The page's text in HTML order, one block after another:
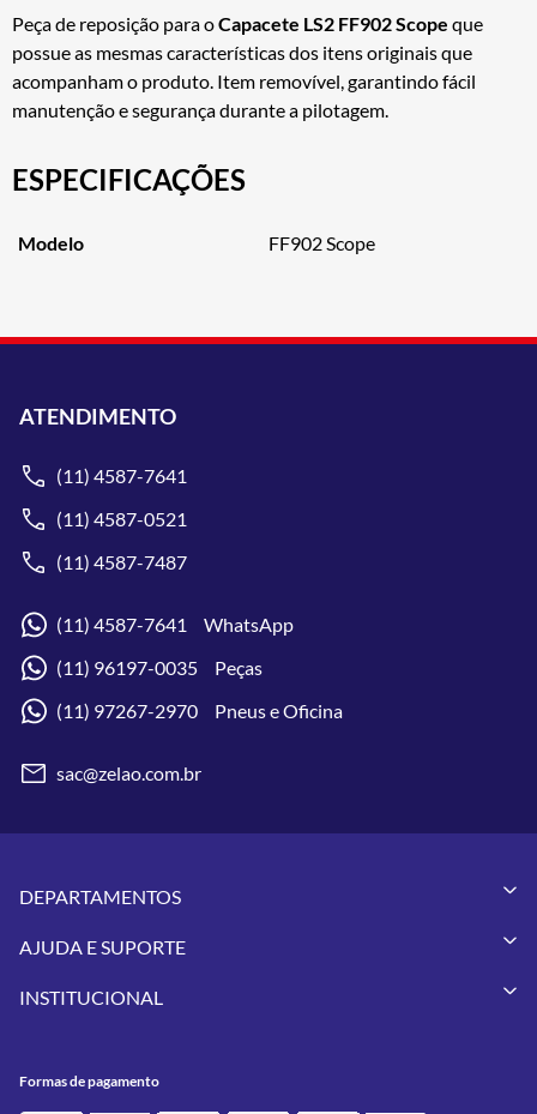
Peça de reposição para oCapacete LS2 FF902 Scope que
possue as mesmas características dos itens originais que
acompanham o produto. Item removível, garantindo fácil
manutenção e segurança durante a pilotagem.
ESPECIFICAÇÕES
Modelo FF902 Scope
ATENDIMENTO
(11) 4587-7641
(11) 4587-0521
(11) 4587-7487
(11) 4587-7641 WhatsApp
(11) 96197-0035 Peças
(11) 97267-2970 Pneus e Oficina
sac@zelao.com.br
DEPARTAMENTOS
Vestuários
Pneus
Utilidades
AJUDA E SUPORTE
Meus Pedidos
INSTITUCIONAL
Contato
Formas de pagamento